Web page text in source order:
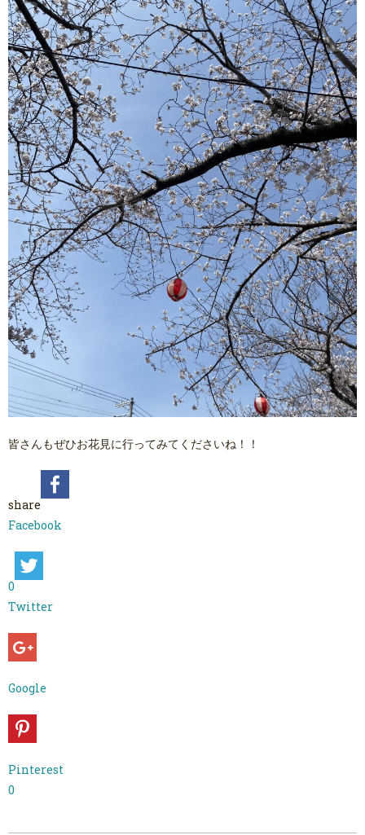
皆さんもぜひお花見に行ってみてくださいね！！
share
Facebook
0
Twitter
Google
Pinterest
0